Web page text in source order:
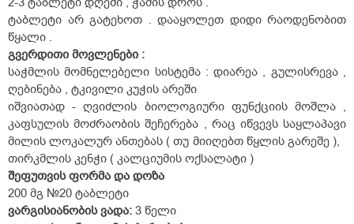
ტაბლეტი არ გატეხოთ . დააყოლეთ დიდი რაოდენობით
წყალი .
გვერდითი მოვლენები :
საჭმლის მომნელებელი სისტემა : დიარეა , გულისრევა ,
ღებინება , ტკივილი კუჭის არეში
იშვიათად - ღვიძლის ბიოლოგიური ფუნქციის მოშლა ,
კაფსულის მოძრაობის შეჩერება , რაც იწვევს საყლაპავი
მილის ლოკალურ ანთებას ( თუ მიიღებთ წყლის გარეშე ),
თირკმლის კენჭი ( კალციუმის ოქსალატი )
შეფუთვისფორმა და დოზა
200 მგ №20 ტაბლეტი
ვარგისიანობისვადა: 3 წელი